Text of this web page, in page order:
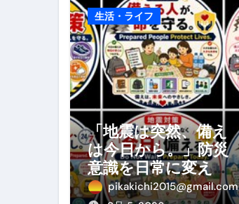
生活・ライフ
「地震は突然、備え
は今日から。」防災
意識を日常に変える
地震対策ステッカー
pikakichi2015@gmail.com